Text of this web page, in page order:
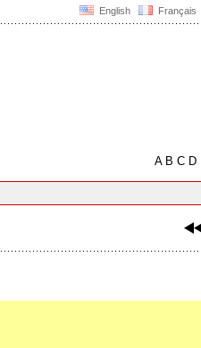
English Français
AB C D